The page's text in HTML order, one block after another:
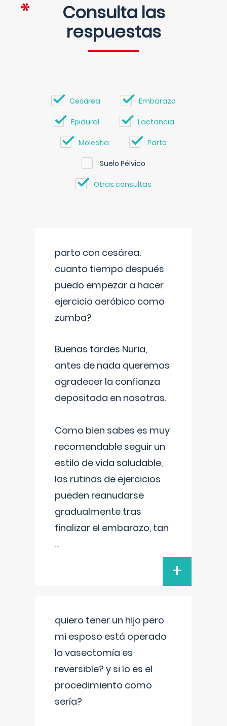
Consulta las
respuestas
Cesárea Embarazo
Epidural Lactancia
Molestia Parto
Suelo Pélvico
Otras consultas
parto con cesárea.
cuanto tiempo después
puedo empezar a hacer
ejercicio aeróbico como
zumba?
Buenas tardes Nuria,
antes de nada queremos
agradecer la confianza
depositada en nosotras.
Como bien sabes es muy
recomendable seguir un
estilo de vida saludable,
las rutinas de ejercicios
pueden reanudarse
gradualmente tras
finalizar el embarazo, tan
...
+
quiero tener un hijo pero
mi esposo está operado
la vasectomía es
reversible? y si lo es el
procedimiento como
sería?